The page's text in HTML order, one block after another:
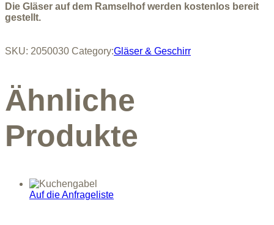
Die Gläser auf dem Ramselhof werden kostenlos bereit
gestellt.
SKU: 2050030 Category:Gläser & Geschirr
Ähnliche
Produkte
Auf die Anfrageliste